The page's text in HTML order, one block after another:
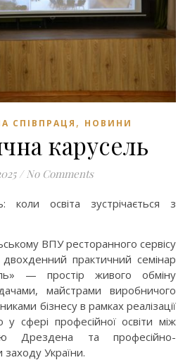
СПІВПРАЦЯ , НОВИНИ
карусель
/ No Comments
ВПУ ресторанного сервісу
двохденний практичний семінар
— простір живого обміну
майстрами виробничого
бізнесу в рамках реалізації
сфері професійної освіти між
Дрездена та професійно-
заходу України.